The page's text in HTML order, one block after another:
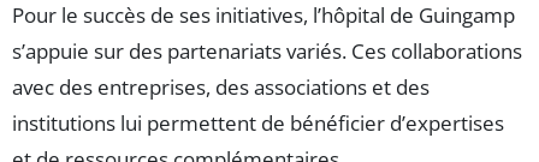
Pour le succès de ses initiatives, l’hôpital de Guingamp
s’appuie sur des partenariats variés. Ces collaborations
avec des entreprises, des associations et des
institutions lui permettent de bénéficier d’expertises